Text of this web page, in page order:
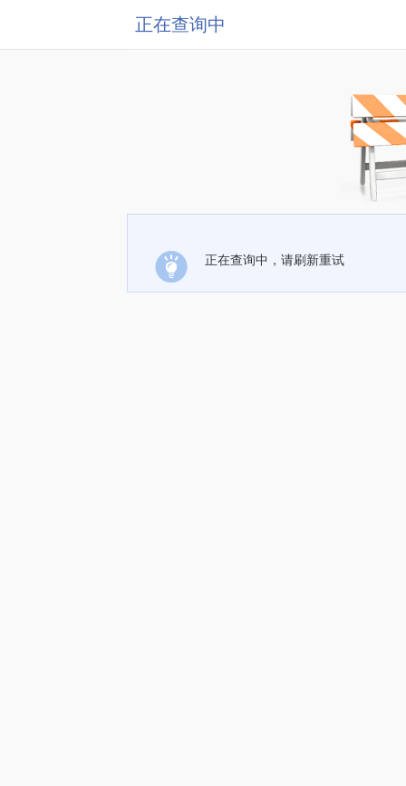
正在查询中
正在查询中，请刷新重试